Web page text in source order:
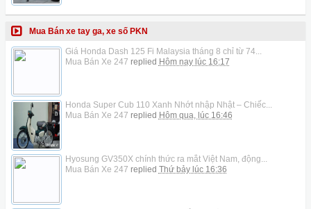
Mua Bán xe tay ga, xe số PKN
Giá Honda Dash 125 Fi Malaysia tháng 8 chỉ từ 74...
Mua Bán Xe 247 replied Hôm nay lúc 16:17
Honda Super Cub 110 Xanh Nhớt nhập Nhật – Chiếc...
Mua Bán Xe 247 replied Hôm qua, lúc 16:46
Hyosung GV350X chính thức ra mắt Việt Nam, động...
Mua Bán Xe 247 replied Thứ bảy lúc 16:36